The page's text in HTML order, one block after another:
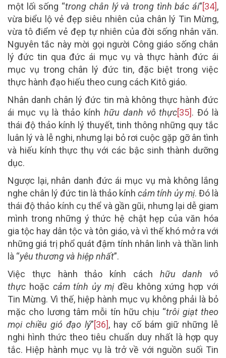
một lối sống “trong chân lý và trong tình bác ái”[34],
vừa biểu lộ vẻ đẹp siêu nhiên của chân lý Tin Mừng,
vừa tô điểm vẻ đẹp tự nhiên của đời sống nhân văn.
Nguyên tắc này mời gọi người Công giáo sống chân
lý đức tin qua đức ái mục vụ và thực hành đức ái
mục vụ trong chân lý đức tin, đặc biệt trong việc
thực hành đạo hiếu theo cung cách Kitô giáo.
Nhân danh chân lý đức tin mà không thực hành đức
ái mục vụ là thảo kính hữu danh vô thực[35]. Đó là
thái độ thảo kính lý thuyết, tinh thông những quy tắc
luân lý và lễ nghi, nhưng lại bỏ rơi cuộc gặp gỡ ân tình
và hiếu kính thực thụ với các bậc sinh thành dưỡng
dục.
Ngược lại, nhân danh đức ái mục vụ mà không lắng
nghe chân lý đức tin là thảo kính cảm tính ủy mị. Đó là
thái độ thảo kính cụ thể và gần gũi, nhưng lại dễ giam
mình trong những ý thức hệ chật hẹp của văn hóa
gia tộc hay dân tộc và tôn giáo, và vì thế khó mở ra với
những giá trị phổ quát đậm tính nhân linh và thần linh
là “yêu thương và hiệp nhất”.
Việc thực hành thảo kính cách hữu danh vô
thực hoặc cảm tính ủy mịđều không xứng hợp với
Tin Mừng. Vì thế, hiệp hành mục vụ không phải là bỏ
mặc cho lương tâm mỗi tín hữu chịu “trôi giạt theo
mọi chiều gió đạo lý”[36], hay cố bám giữ những lễ
nghi hình thức theo tiêu chuẩn duy nhất là hợp quy
tắc. Hiệp hành mục vụ là trở về với nguồn suối Tin